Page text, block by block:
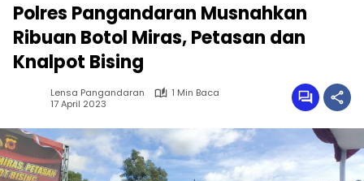
Polres Pangandaran Musnahkan
Ribuan Botol Miras, Petasan dan
Knalpot Bising
Lensa Pangandaran
1 Min Baca
17 April 2023